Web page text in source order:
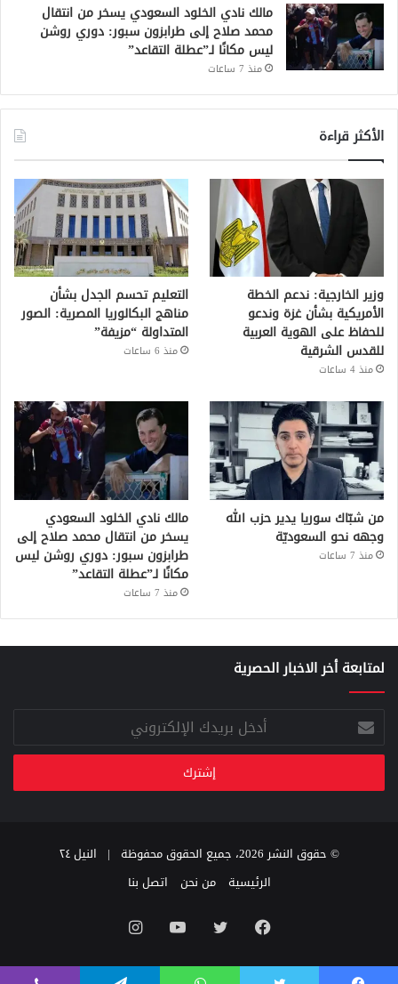
مالك نادي الخلود السعودي يسخر من انتقال
محمد صلاح إلى طرابزون سبور: دوري روشن
ليس مكانًا لـ”عطلة التقاعد”
منذ 7 ساعات
الأكثر قراءة
وزير الخارجية: ندعم الخطة
الأمريكية بشأن غزة وندعو
للحفاظ على الهوية العربية
للقدس الشرقية
منذ 4 ساعات
التعليم تحسم الجدل بشأن
مناهج البكالوريا المصرية: الصور
المتداولة “مزيفة”
منذ 6 ساعات
من شبّاك سوريا يدير حزب الله
وجهه نحو السعوديّة
منذ 7 ساعات
مالك نادي الخلود السعودي
يسخر من انتقال محمد صلاح إلى
طرابزون سبور: دوري روشن ليس
مكانًا لـ”عطلة التقاعد”
منذ 7 ساعات
لمتابعة أخر الاخبار الحصرية
أدخل
بريدك
الإلكتروني
© حقوق النشر 2026، جميع الحقوق محفوظة |
النيل ٢٤
الرئيسية
من نحن اتصل بنا
فيسبوك تويتر يوتيوب